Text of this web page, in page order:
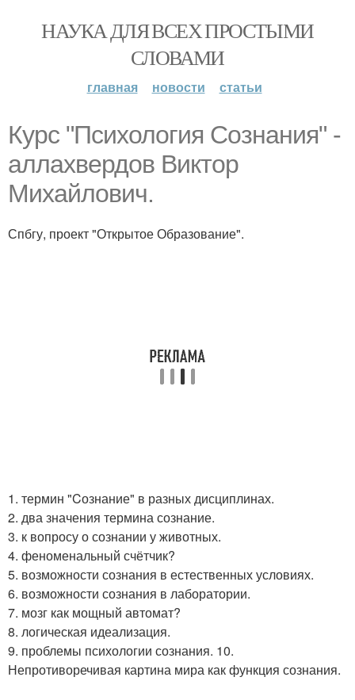
НАУКА ДЛЯ ВСЕХ ПРОСТЫМИ
СЛОВАМИ
главная новости статьи
Курс "Психология Сознания" -
аллахвердов Виктор
Михайлович.
Спбгу, проект "Открытое Образование".
1. термин "Cознание" в разных дисциплинах.
2. два значения термина сознание.
3. к вопросу о сознании у животных.
4. феноменальный счётчик?
5. возможности сознания в естественных условиях.
6. возможности сознания в лаборатории.
7. мозг как мощный автомат?
8. логическая идеализация.
9. проблемы психологии сознания. 10.
Непротиворечивая картина мира как функция сознания.